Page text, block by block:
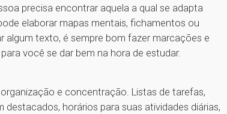
precisa encontrar aquela a qual se adapta
elaborar mapas mentais, fichamentos ou
algum texto, é sempre bom fazer marcações e
você se dar bem na hora de estudar.
e concentração. Listas de tarefas,
horários para suas atividades diárias,